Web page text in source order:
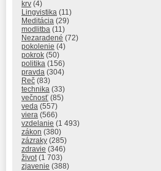
krv (4)
Lingvistika (11)
Meditácia (29)
modlitba (11)
Nezaradené (72)
pokolenie (4)
pokrok (50)
politika (156)
pravda (304)
Reč (83)
technika (33)
večnosť (85)
veda (557)
viera (566)
vzdelanie (1 493)
zákon (380)
zázraky (285)
zdravie (346)
život (1 703)
zjavenie (388)